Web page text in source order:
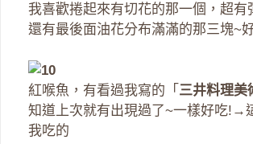
我喜歡捲起來有切花的那一個，超有
還有最後面油花分布滿滿的那三塊~
紅喉魚，有看過我寫的「 三井料理美
知道上次就有出現過了~一樣好吃!→
我吃的